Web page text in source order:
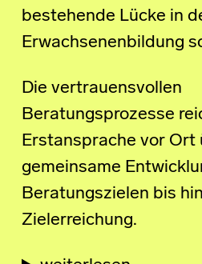
bestehende Lücke in
Erwachsenenbildung
Die vertrauensvollen
Beratungsprozesse
Erstansprache vor Ort
gemeinsame
Beratungszielen bis
Zielerreichung.